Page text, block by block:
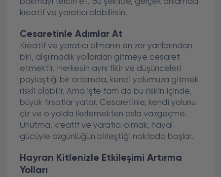
kreatif ve yaratıcı olabilirsin.
Cesaretinle Adımlar At
Kreatif ve yaratıcı olmanın en zor yanlarından
biri, alışılmadık yollardan gitmeye cesaret
etmektir. Herkesin aynı fikir ve düşünceleri
paylaştığı bir ortamda, kendi yolumuza gitmek
riskli olabilir. Ama işte tam da bu riskin içinde,
büyük fırsatlar yatar. Cesaretinle, kendi yolunu
çiz ve o yolda ilerlemekten asla vazgeçme.
Unutma, kreatif ve yaratıcı olmak, hayal
gücüyle özgünlüğün birleştiği noktada başlar.
Hayran Kitlenizle Etkileşimi Artırma
Yolları